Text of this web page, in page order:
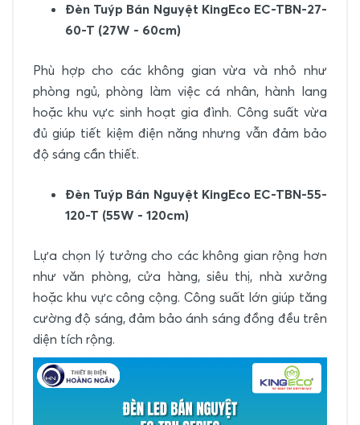
Đèn Tuýp Bán Nguyệt KingEco EC-TBN-27-
60-T (27W - 60cm)
Phù hợp cho các không gian vừa và nhỏ như
phòng ngủ, phòng làm việc cá nhân, hành lang
hoặc khu vực sinh hoạt gia đình. Công suất vừa
đủ giúp tiết kiệm điện năng nhưng vẫn đảm bảo
độ sáng cần thiết.
Đèn Tuýp Bán Nguyệt KingEco EC-TBN-55-
120-T (55W - 120cm)
Lựa chọn lý tưởng cho các không gian rộng hơn
như văn phòng, cửa hàng, siêu thị, nhà xưởng
hoặc khu vực công cộng. Công suất lớn giúp tăng
cường độ sáng, đảm bảo ánh sáng đồng đều trên
diện tích rộng.